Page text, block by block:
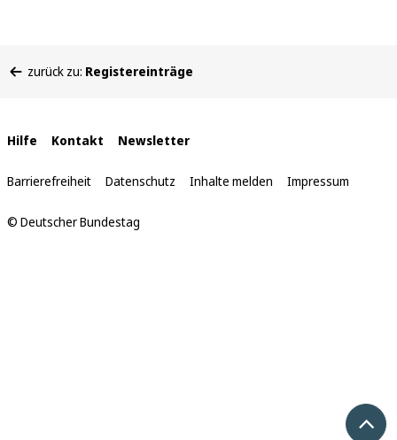
befinden
zurück zu: Registereinträge
Interne
Links
Hilfe Kontakt Newsletter
Barrierefreiheit Datenschutz Inhalte melden Impressum
© Deutscher Bundestag